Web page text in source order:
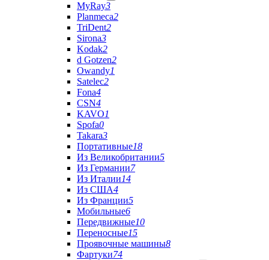
MyRay3
Planmeca2
TriDent2
Sirona3
Kodak2
d Gotzen2
Owandy1
Satelec2
Fona4
CSN4
KAVO1
Spofa0
Takara3
Портативные18
Из Великобритании5
Из Германии7
Из Италии14
Из США4
Из Франции5
Мобильные6
Передвижные10
Переносные15
Проявочные машины8
Фартуки74